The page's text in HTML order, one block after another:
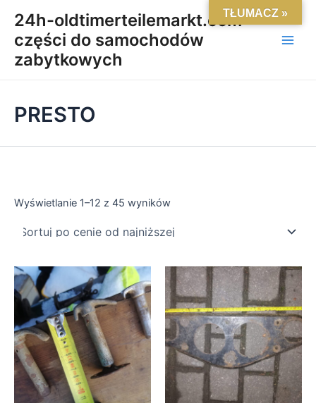
content
24h-oldtimerteilemarkt.com-
części do samochodów
zabytkowych
Main
PRESTO
Wyświetlanie 1–12 z 45 wyników
według
ceny:
od
niskiej
TŁUMACZ »